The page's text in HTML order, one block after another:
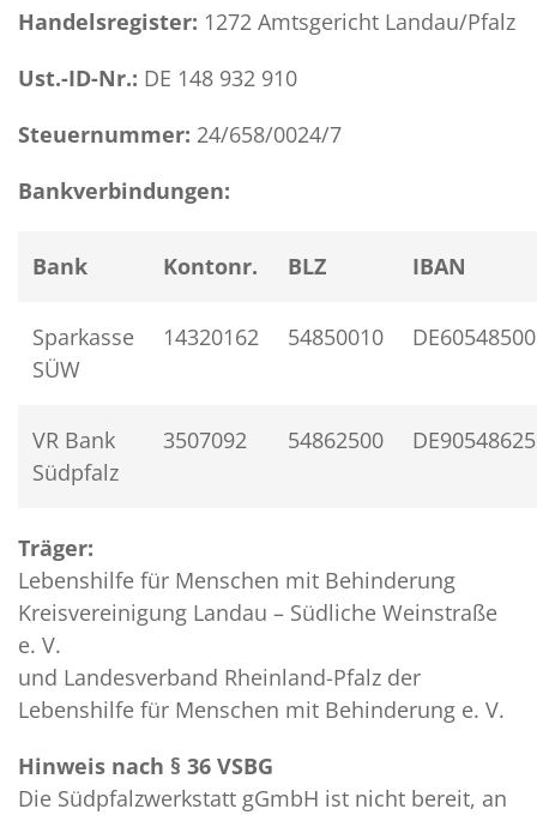
Handelsregister: 1272 Amtsgericht Landau/Pfalz
Ust.-ID-Nr.: DE 148 932 910
Steuernummer: 24/658/0024/7
Bankverbindungen:
Bank Kontonr. BLZ IBAN
Sparkasse
SÜW
14320162 54850010
VR Bank
Südpfalz
3507092 54862500
Träger:
Lebenshilfe für Menschen mit Behinderung
Kreisvereinigung Landau – Südliche Weinstraße
e. V.
und Landesverband Rheinland-Pfalz der
Lebenshilfe für Menschen mit Behinderung e. V.
Hinweis nach § 36 VSBG
Die Südpfalzwerkstatt gGmbH ist nicht bereit, an